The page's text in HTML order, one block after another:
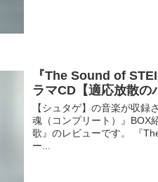
『The Sound of
ラマCD【適応放散の
【シュタゲ】の音楽が収
魂（コンプリート）』BOX
歌』のレビューです。 『
ー...